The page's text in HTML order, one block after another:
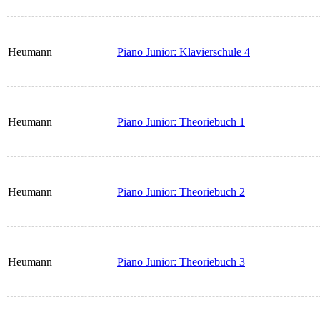
Heumann Piano Junior: Klavierschule 4
Heumann Piano Junior: Theoriebuch 1
Heumann Piano Junior: Theoriebuch 2
Heumann Piano Junior: Theoriebuch 3